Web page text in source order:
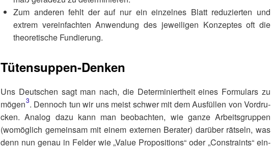
Zum ande­ren fehlt der auf nur ein ein­zel­nes Blatt redu­zier­ten und
extrem ver­ein­fach­ten Anwen­dung des jewei­li­gen Kon­zep­tes oft die
theo­re­ti­sche Fundierung.
Tütensuppen-Denken
Uns Deut­schen sagt man nach, die Deter­mi­niert­heit eines For­mu­lars zu
mögen​3. Den­noch tun wir uns meist schwer mit dem Aus­fül­len von Vor­dru­
cken. Ana­log dazu kann man beob­ach­ten, wie gan­ze Arbeits­grup­pen
(womög­lich gemein­sam mit einem exter­nen Bera­ter) dar­über rät­seln, was
denn nun genau in Fel­der wie „Value Pro­po­si­ti­ons“ oder „Cons­traints“ ein­